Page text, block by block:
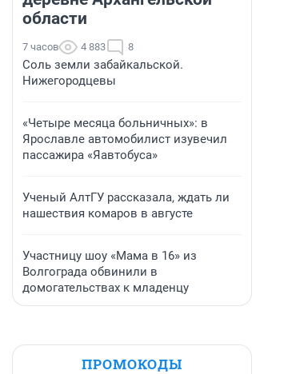
области
7 часов 4 883 8
Соль земли забайкальской.
Нижегородцевы
«Четыре месяца больничных»: в
Ярославле автомобилист изувечил
пассажира «Яавтобуса»
Ученый АлтГУ рассказала, ждать ли
нашествия комаров в августе
Участницу шоу «Мама в 16» из
Волгограда обвинили в
домогательствах к младенцу
ПРОМОКОДЫ